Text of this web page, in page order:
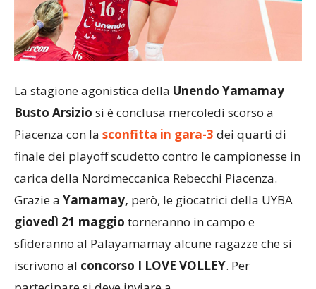
La stagione agonistica della Unendo Yamamay
Busto Arsizio si è conclusa mercoledì scorso a
Piacenza con la sconfitta in gara-3 dei quarti di
finale dei playoff scudetto contro le campionesse in
carica della Nordmeccanica Rebecchi Piacenza.
Grazie a Yamamay, però, le giocatrici della UYBA
giovedì 21 maggio torneranno in campo e
sfideranno al Palayamamay alcune ragazze che si
iscrivono al concorso I LOVE VOLLEY. Per